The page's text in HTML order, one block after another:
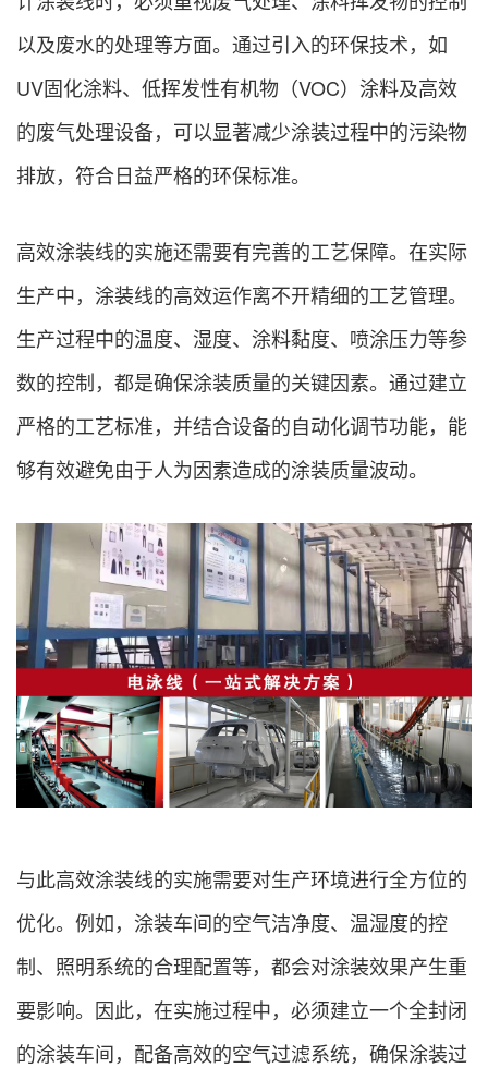
以及废水的处理等方面。通过引入的环保技术，如
UV固化涂料、低挥发性有机物（VOC）涂料及高效
的废气处理设备，可以显著减少涂装过程中的污染物
排放，符合日益严格的环保标准。
高效涂装线的实施还需要有完善的工艺保障。在实际
生产中，涂装线的高效运作离不开精细的工艺管理。
生产过程中的温度、湿度、涂料黏度、喷涂压力等参
数的控制，都是确保涂装质量的关键因素。通过建立
严格的工艺标准，并结合设备的自动化调节功能，能
够有效避免由于人为因素造成的涂装质量波动。
与此高效涂装线的实施需要对生产环境进行全方位的
优化。例如，涂装车间的空气洁净度、温湿度的控
制、照明系统的合理配置等，都会对涂装效果产生重
要影响。因此，在实施过程中，必须建立一个全封闭
的涂装车间，配备高效的空气过滤系统，确保涂装过